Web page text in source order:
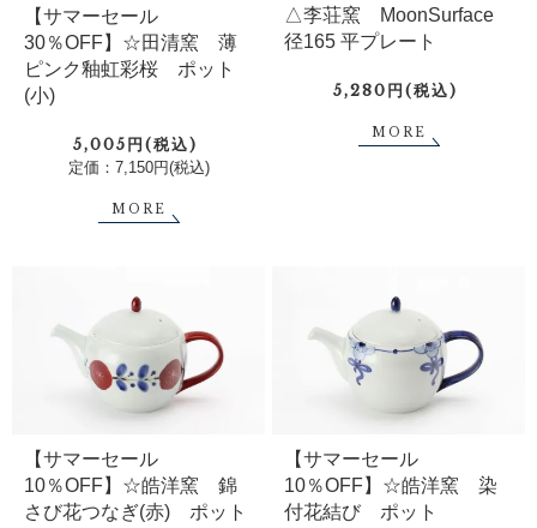
【サマーセール
30％OFF】☆田清窯 薄
ピンク釉虹彩桜 ポット
(小)
5,005円(税込)
定価：7,150円(税込)
MORE
△李荘窯 MoonSurface
径165 平プレート
5,280円(税込)
MORE
【サマーセール
10％OFF】☆皓洋窯 錦
さび花つなぎ(赤) ポット
【サマーセール
10％OFF】☆皓洋窯 染
付花結び ポット